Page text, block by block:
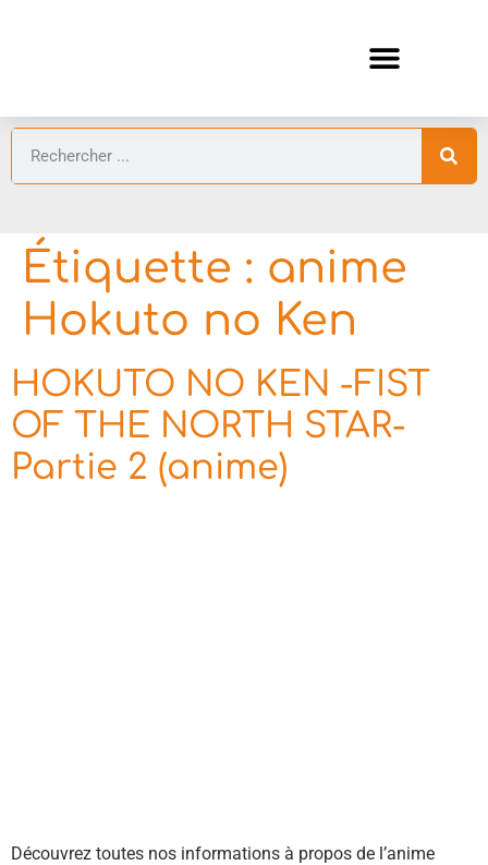
Étiquette : anime
Hokuto no Ken
HOKUTO NO KEN -FIST
OF THE NORTH STAR-
Partie 2 (anime)
Découvrez toutes nos informations à propos de l’anime